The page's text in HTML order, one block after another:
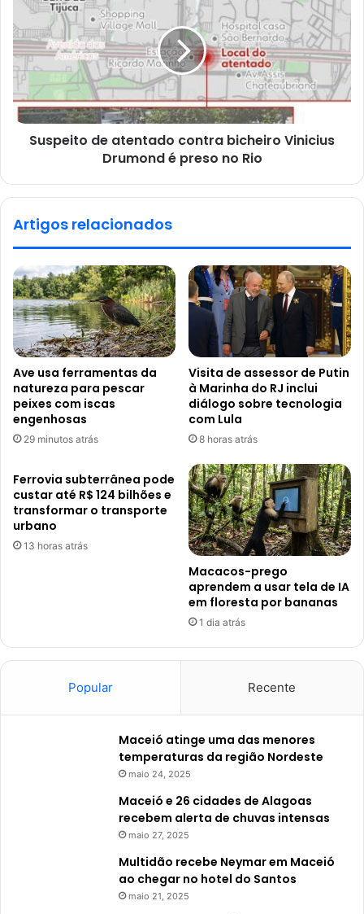
Suspeito de atentado contra bicheiro Vinicius
Drumond é preso no Rio
Artigos relacionados
Ave usa ferramentas da
natureza para pescar
peixes com iscas
engenhosas
29 minutos atrás
Visita de assessor de Putin
à Marinha do RJ inclui
diálogo sobre tecnologia
com Lula
8 horas atrás
Ferrovia subterrânea pode
custar até R$ 124 bilhões e
transformar o transporte
urbano
13 horas atrás
Macacos-prego
aprendem a usar tela de IA
em floresta por bananas
1 dia atrás
Popular Recente
Maceió atinge uma das menores
temperaturas da região Nordeste
maio 24, 2025
Maceió e 26 cidades de Alagoas
recebem alerta de chuvas intensas
maio 27, 2025
Multidão recebe Neymar em Maceió
ao chegar no hotel do Santos
maio 21, 2025